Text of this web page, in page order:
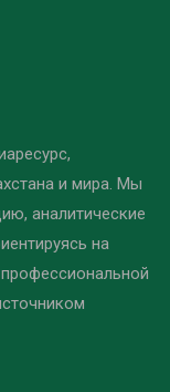
и мира. Мы
аналитические
на